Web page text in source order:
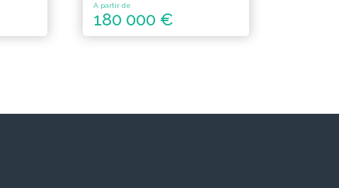
A partir de
180 000 €